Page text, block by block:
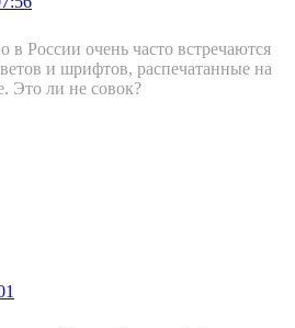
в России очень часто встречаются
и шрифтов, распечатанные на
Это ли не совок?